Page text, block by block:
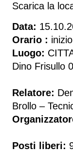
Scarica la
Data:
Orario :
Luogo:
Dino Frisullo
Relatore:
Brollo –
Posti liberi: